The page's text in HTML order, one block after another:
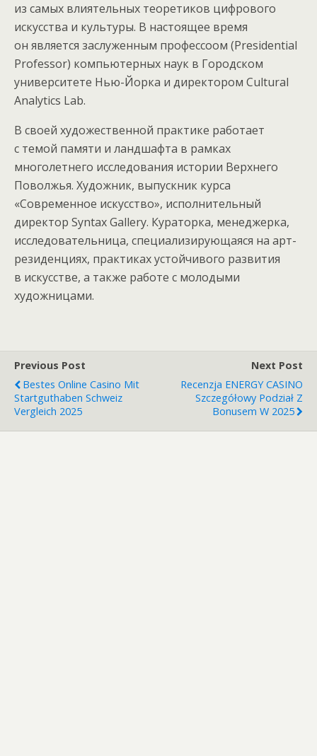
из самых влиятельных теоретиков цифрового
искусства и культуры. В настоящее время
он является заслуженным профессоом (Presidential
Professor) компьютерных наук в Городском
университете Нью-Йорка и директором Cultural
Analytics Lab.
В своей художественной практике работает
с темой памяти и ландшафта в рамках
многолетнего исследования истории Верхнего
Поволжья. Художник, выпускник курса
«Современное искусство», исполнительный
директор Syntax Gallery. Кураторка, менеджерка,
исследовательница, специализирующаяся на арт-
резиденциях, практиках устойчивого развития
в искусстве, а также работе с молодыми
художницами.
Previous Post
Bestes Online Casino Mit
Startguthaben Schweiz
Vergleich 2025
Next Post
Recenzja ENERGY CASINO
Szczegółowy Podział Z
Bonusem W 2025